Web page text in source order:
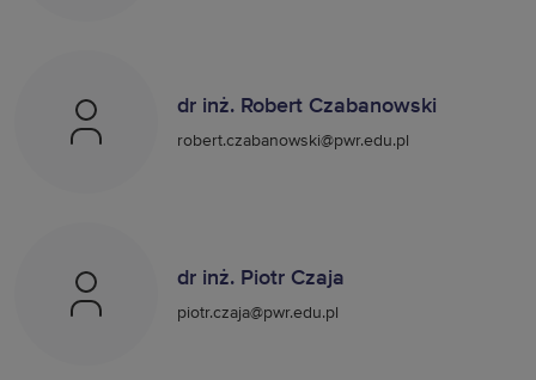
dr inż. Robert Czabanowski
robert.czabanowski@pwr.edu.pl
dr inż. Piotr Czaja
piotr.czaja@pwr.edu.pl